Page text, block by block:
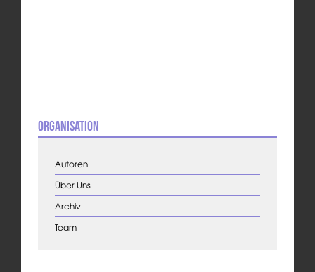
Organisation
Autoren
Über Uns
Archiv
Team